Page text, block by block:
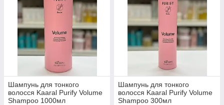
Шампунь для тонкого
волосся Kaaral Purify Volume
Shampoo 1000мл
Шампунь для тонкого
волосся Kaaral Purify Volume
Shampoo 300мл